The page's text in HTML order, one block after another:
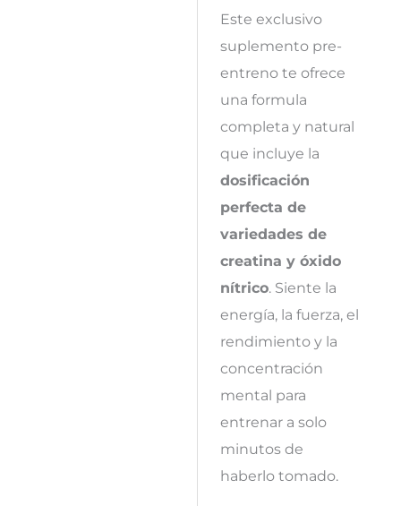
Este exclusivo
suplemento pre-
entreno te ofrece
una formula
completa y natural
que incluye la
dosificación
perfecta de
variedades de
creatina y óxido
nítrico. Siente la
energía, la fuerza, el
rendimiento y la
concentración
mental para
entrenar a solo
minutos de
haberlo tomado.